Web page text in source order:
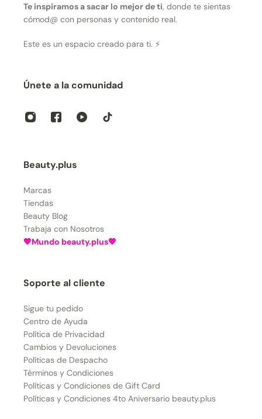
Te inspiramos a sacar lo mejor de ti, donde te sientas
cómod@ con personas y contenido real.
Este es un espacio creado para ti. ⚡
Únete a la comunidad
Beauty.plus
Marcas
Tiendas
Beauty Blog
Trabaja con Nosotros
💖Mundo beauty.plus💖
Soporte al cliente
Sigue tu pedido
Centro de Ayuda
Política de Privacidad
Cambios y Devoluciones
Políticas de Despacho
Términos y Condiciones
Políticas y Condiciones de Gift Card
Políticas y Condiciones 4to Aniversario beauty.plus